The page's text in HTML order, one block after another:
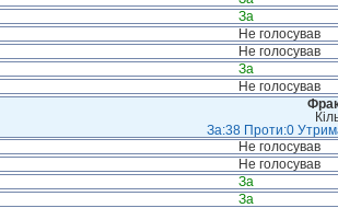
За
Не голосував
Не голосував
За
Не голосував
За:38 Проти:0
Не голосував
Не голосував
За
За